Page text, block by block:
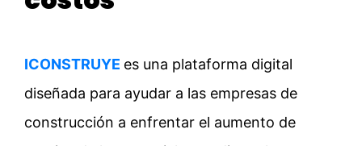
ICONSTRUYE es una plataforma digital
diseñada para ayudar a las empresas de
construcción a enfrentar el aumento de